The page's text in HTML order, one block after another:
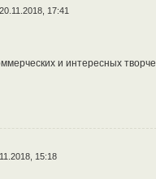
20.11.2018, 17:41
и интересных
15:18